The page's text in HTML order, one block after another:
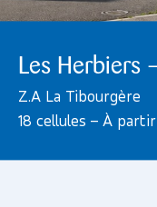
Les Herbiers
Z.A La Tibourgère
18 cellules – À partir